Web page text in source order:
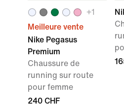
+1
Meilleure vente
Nike Pegasus
Premium
Chaussure de
running sur route
pour femme
240 CHF